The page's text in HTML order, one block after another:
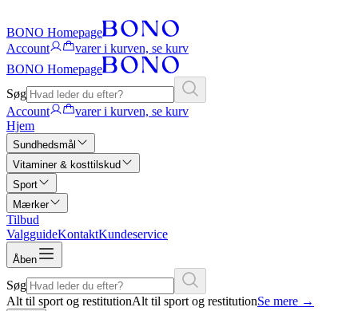
BONO Homepage
Account
varer i kurven, se kurv
BONO Homepage
Søg
Account
varer i kurven, se kurv
Hjem
Sundhedsmål
Vitaminer & kosttilskud
Sport
Mærker
Tilbud
ValgguideKontaktKundeservice
Åben
Søg
Alt til sport og restitutionAlt til sport og restitutionSe mere →